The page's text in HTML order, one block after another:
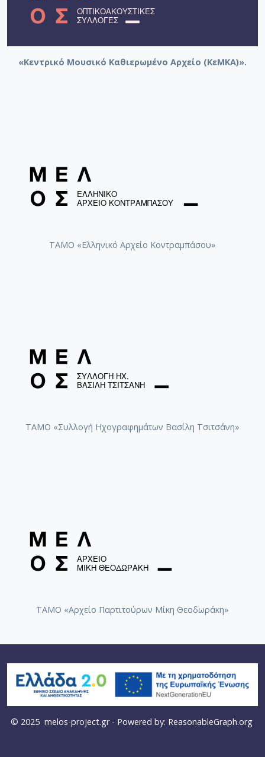
«Κεντρικό Μουσικό Καθιερωμένο Αρχείο (ΚεΜΚΑ)».
ΤΑΜΟ «Ελληνικό Αρχείο Κοντραμπάσου»
ΤΑΜΟ «Συλλογή Ηχογραφημάτων Βασίλη Τσιτσάνη»
ΤΑΜΟ «Αρχείο Παρτιτούρων Μίκη Θεοδωράκη»
© 2025 melos-project.gr- Powered by: ReasonableGraph.org